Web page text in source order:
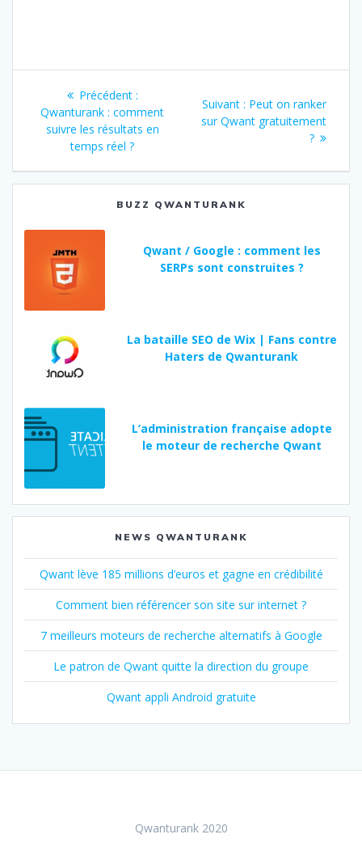
Navigation
de
l’article
Précédent :
précédent
:
Qwanturank : comment
suivre les résultats en
temps réel ?
Suivant : Article
suivant
Peut on ranker
sur Qwant gratuitement
?
BUZZ QWANTURANK
Qwant / Google : comment les
SERPs sont construites ?
La bataille SEO de Wix | Fans contre
Haters de Qwanturank
L’administration française adopte
le moteur de recherche Qwant
NEWS QWANTURANK
Qwant lève 185 millions d’euros et gagne en crédibilité
Comment bien référencer son site sur internet ?
7 meilleurs moteurs de recherche alternatifs à Google
Le patron de Qwant quitte la direction du groupe
Qwant appli Android gratuite
Qwanturank 2020